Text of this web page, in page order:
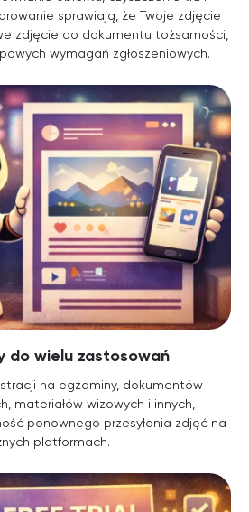
sprawiają, że Twoje zdjęcie
zdjęcie do dokumentu tożsamości,
wymagań zgłoszeniowych.
do wielu zastosowań
na egzaminy, dokumentów
materiałów wizowych i innych,
ponownego przesyłania zdjęć na
platformach.